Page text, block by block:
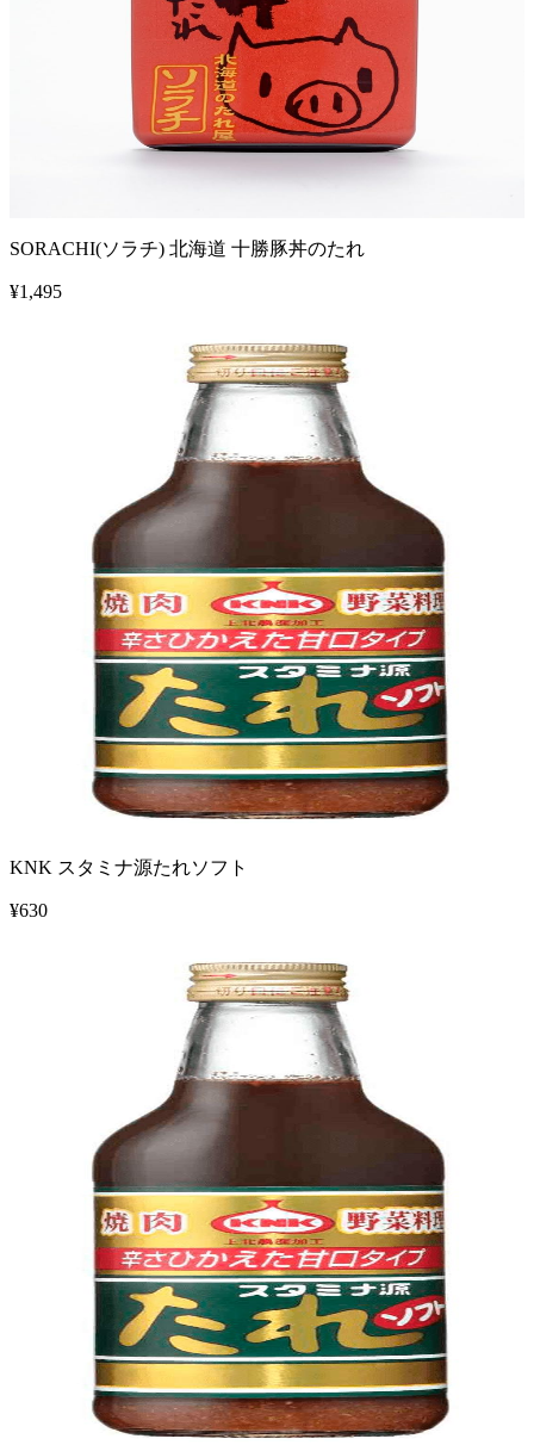
SORACHI(ソラチ) 北海道 十勝豚丼のたれ
¥1,495
KNK スタミナ源たれソフト
¥630